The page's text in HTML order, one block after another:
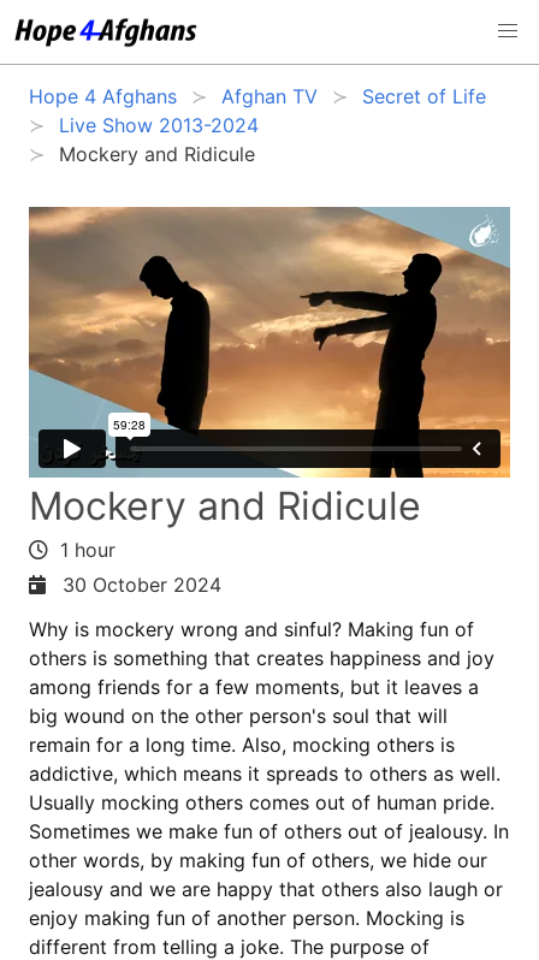
Hope 4 Afghans Afghan TV
Secret of Life
Live Show 2013-2024
Mockery and Ridicule
Mockery and Ridicule
1 hour
30 October 2024
Why is mockery wrong and sinful? Making fun of
others is something that creates happiness and joy
among friends for a few moments, but it leaves a
big wound on the other person's soul that will
remain for a long time. Also, mocking others is
addictive, which means it spreads to others as well.
Usually mocking others comes out of human pride.
Sometimes we make fun of others out of jealousy. In
other words, by making fun of others, we hide our
jealousy and we are happy that others also laugh or
enjoy making fun of another person. Mocking is
different from telling a joke. The purpose of